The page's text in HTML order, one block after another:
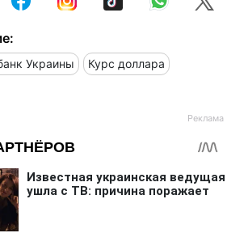
Украины Курс доллара